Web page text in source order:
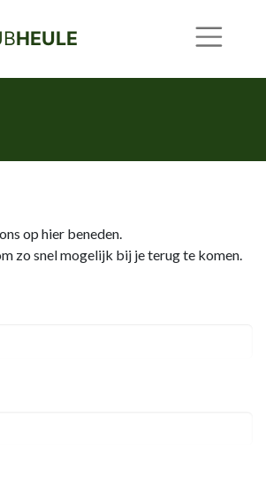
HEULE
op hier beneden.
zo snel mogelijk bij je terug te komen.